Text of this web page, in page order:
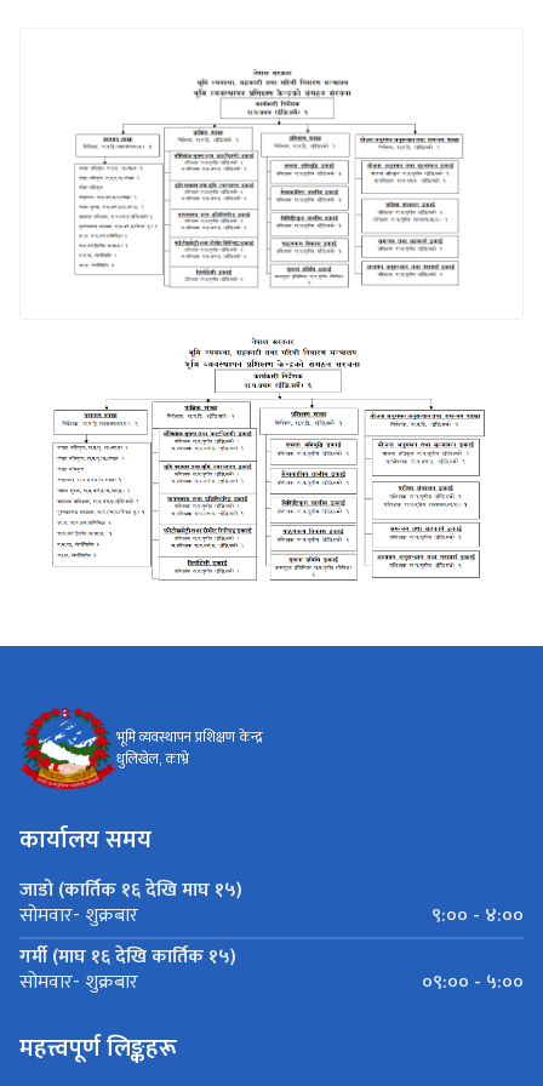
भूमि व्यवस्थापन प्रशिक्षण केन्द्र
धुलिखेल, काभ्रे
कार्यालय समय
जाडो (कार्तिक १६ देखि माघ १५)
सोमवार- शुक्रबार
९:०० - ४:००
गर्मी (माघ १६ देखि कार्तिक १५)
सोमवार- शुक्रबार ०९:०० - ५:००
महत्त्वपूर्ण लिङ्कहरू